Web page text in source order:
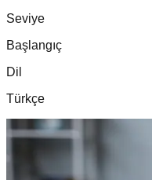
Seviye
Başlangıç
Dil
Türkçe